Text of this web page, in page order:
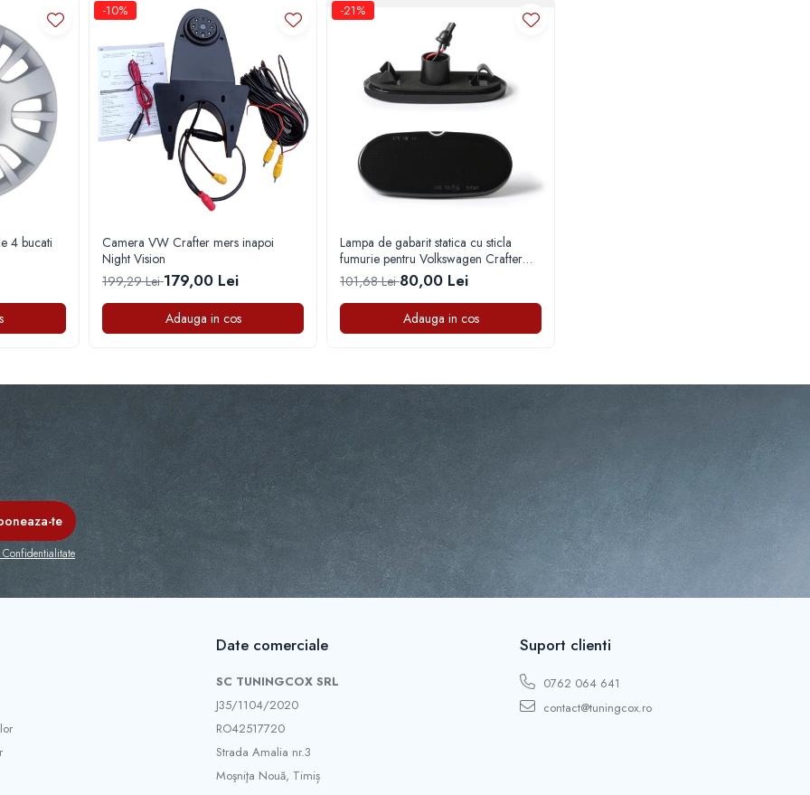
4 bucati
-10%
Camera VW Crafter mers inapoi
Night Vision
199,29 Lei179,00 Lei
Adauga in cos
-21%
Lampa de gabarit statica cu sticla
fumurie pentru Volkswagen Crafter
(2006-2018)
101,68 Lei80,00 Lei
Adauga in cos
Date comerciale
SC TUNINGCOX SRL
J35/1104/2020
RO42517720
Strada Amalia nr.3
Moşniţa Nouă, Timiș
Suport clienti
0762 064 641
contact@tuningcox.ro